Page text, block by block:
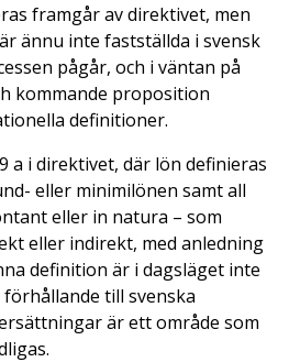
framgår av direktivet, men
ännu inte fastställda i svensk
pågår, och i väntan på
kommande proposition
definitioner.
a i direktivet, där lön definieras
eller minimilönen samt all
eller in natura – som
eller indirekt, med anledning
definition är i dagsläget inte
till svenska
är ett område som